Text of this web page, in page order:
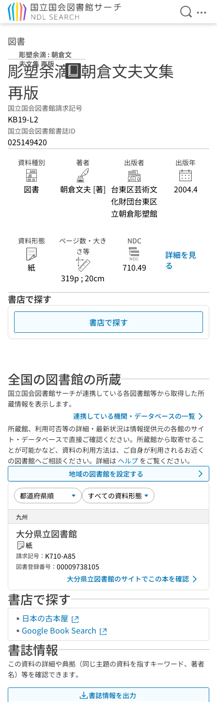
検索を
メ
図書
彫塑余滴 : 朝倉文
夫文集 再版
彫塑余滴 : 朝倉文夫文集
再版
国立国会図書館請求記号
KB19-L2
国立国会図書館書誌ID
025149420
資料種別
図書
著者
朝倉文夫 [著]
出版者
台東区芸術文
化財団台東区
立朝倉彫塑館
出版年
2004.4
資料形態
紙
ページ数・大き
さ等
319p ; 20cm
NDC
710.49
詳細を見
る
書店で探す
書店で探す
全国の図書館の所蔵
国立国会図書館サーチが連携している各図書館等から取得した所
蔵情報を表示します。
連携している機関・データベースの一覧
所蔵館、利用可否等の詳細・最新状況は情報提供元の各館のサイ
ト・データベースで直接ご確認ください。所蔵館から取寄せるこ
とが可能かなど、資料の利用方法は、ご自身が利用されるお近く
の図書館へご相談ください。詳細は ヘルプ をご覧ください。
地域の図書館を設定する
九州
大分県立図書館
紙
請求記号： K710-A85
図書登録番号： 00009738105
大分県立図書館のサイトでこの本を確認
書店で探す
日本の古本屋
Google Book Search
書誌情報
この資料の詳細や典拠（同じ主題の資料を指すキーワード、著者
名）等を確認できます。
書誌情報を出力